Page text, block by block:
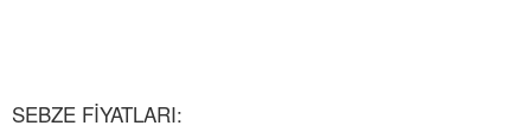
SEBZE FİYATLARI: